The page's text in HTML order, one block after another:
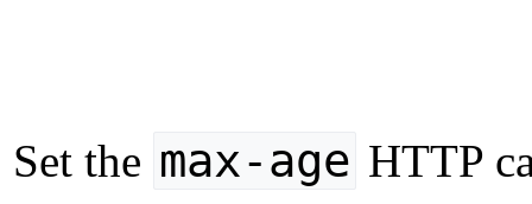
Set the max-age HTTP